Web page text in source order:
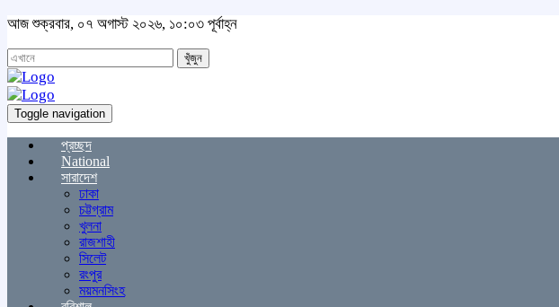
আজ শুক্রবার, ০৭ অগাস্ট ২০২৬, ১০:০৩ পূর্বাহ্ন
খুঁজুন
Toggle navigation
প্রচ্ছদ
National
সারাদেশ
ঢাকা
চট্টগ্রাম
খুলনা
রাজশাহী
সিলেট
রংপুর
ময়মনসিংহ